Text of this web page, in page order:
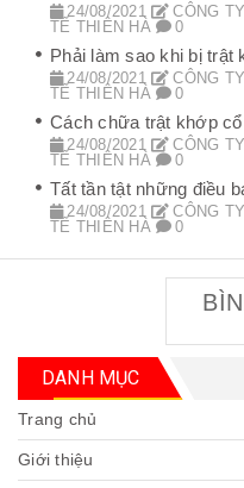
24/08/2021
CÔNG
TẾ THIÊN HÀ
0
Phải làm sao khi bị trật
24/08/2021
CÔNG
TẾ THIÊN HÀ
0
Cách chữa trật khớp
24/08/2021
CÔNG
TẾ THIÊN HÀ
0
Tất tần tật những điều
24/08/2021
CÔNG
TẾ THIÊN HÀ
0
DANH MỤC
Trang chủ
Giới thiệu